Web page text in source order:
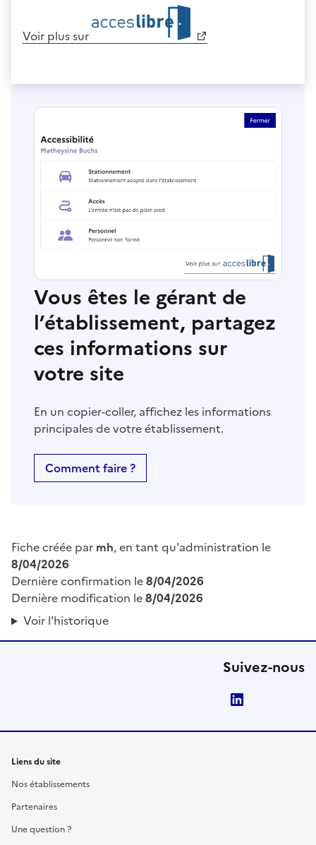
Voir plus sur
Vous êtes le gérant de
l’établissement, partagez
ces informations sur
votre site
En un copier-coller, affichez les informations
principales de votre établissement.
Comment faire ?
Fiche créée par mh, en tant qu'administration le
8/04/2026
Dernière confirmation le8/04/2026
Dernière modification le8/04/2026
Voir l'historique
Suivez-nous
Liens du site
Nos établissements
Partenaires
Une question ?